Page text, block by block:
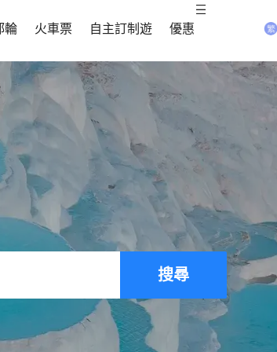
輪 火車票 自主訂制遊 優惠
搜尋